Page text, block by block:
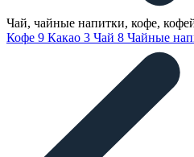
Чай, чайные напитки, кофе,
Кофе 9 Какао 3 Чай 8 Чайные